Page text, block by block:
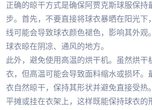
正确的晾干方式是确保阿贾克斯球服保持
步。首先，不要直接将球衣暴晒在阳光下
线可能会导致球衣颜色褪色，影响其外观
球衣晾在阴凉、通风的地方。
此外，避免使用高温的烘干机。虽然烘干
衣，但高温可能会导致面料缩水或损坏。
衣自然晾干，保持其形状并避免直接受热
平摊或挂在衣架上，这样既能保持球衣的